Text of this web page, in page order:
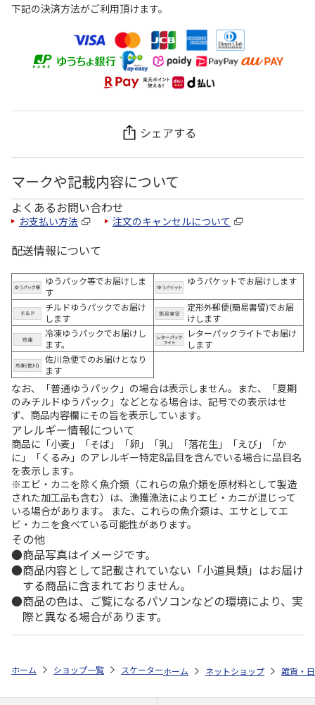
下記の決済方法がご利用頂けます。
シェアする
マークや記載内容について
よくあるお問い合わせ
お支払い方法 注文のキャンセルについて
配送情報について
ゆうパック等でお届けしま
す
ゆうパケットでお届けします
チルドゆうパックでお届け
します
定形外郵便(簡易書留)でお届
けします
冷凍ゆうパックでお届けし
ます。
レターパックライトでお届け
します
佐川急便でのお届けとなり
ます
なお、「普通ゆうパック」の場合は表示しません。また、「夏期
のみチルドゆうパック」などとなる場合は、記号での表示はせ
ず、商品内容欄にその旨を表示しています。
アレルギー情報について
商品に「小麦」「そば」「卵」「乳」「落花生」「えび」「か
に」「くるみ」のアレルギー特定8品目を含んでいる場合に品目名
を表示します。
※エビ・カニを除く魚介類（これらの魚介類を原材料として製造
された加工品も含む）は、漁獲漁法によりエビ・カニが混じって
いる場合があります。 また、これらの魚介類は、エサとしてエ
ビ・カニを食べている可能性があります。
その他
商品写真はイメージです。
商品内容として記載されていない「小道具類」はお届け
する商品に含まれておりません。
商品の色は、ご覧になるパソコンなどの環境により、実
際と異なる場合があります。
ホーム ショップ一覧 スケーター ストロー付きタンブラー 320ml 3
ホーム ネットショップ 雑貨・